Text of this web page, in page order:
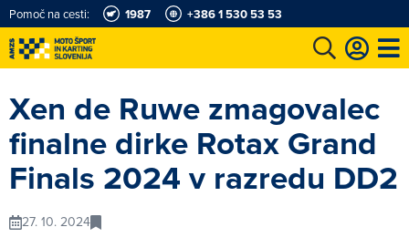
Pomoč na cesti: 1987 +386 1 530 53 53
Xen de Ruwe zmagovalec
finalne dirke Rotax Grand
Finals 2024 v razredu DD2
27. 10. 2024